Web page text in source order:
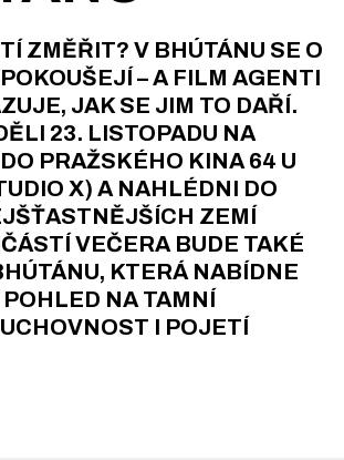
ZMĚŘIT? V BHÚTÁNU SE O
– A FILM AGENTI
JAK SE JIM TO DAŘÍ.
23. LISTOPADU NA
PRAŽSKÉHO KINA 64 U
X) A NAHLÉDNI DO
ZEMÍ
VEČERA BUDE TAKÉ
KTERÁ NABÍDNE
NA TAMNÍ
I POJETÍ